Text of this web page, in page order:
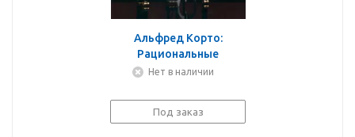
Альфред Корто:
Рациональные
принципы
Учебное пособие
Нет в наличии
Под заказ